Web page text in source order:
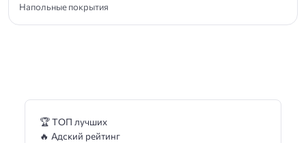
Напольные покрытия
🏆 ТОП лучших
🔥 Адский рейтинг